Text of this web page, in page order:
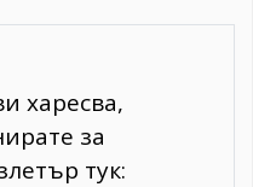
харесва,
за
тук: